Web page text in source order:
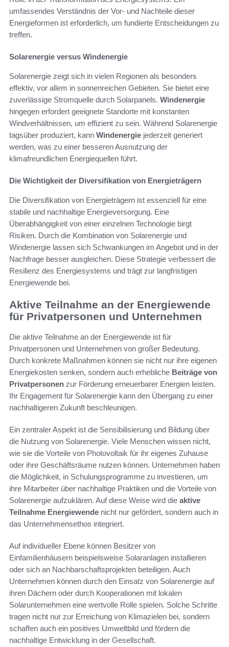
umfassendes Verständnis der Vor- und Nachteile dieser
Energieformen ist erforderlich, um fundierte Entscheidungen zu
treffen.
Solarenergie versus Windenergie
Solarenergie zeigt sich in vielen Regionen als besonders
effektiv, vor allem in sonnenreichen Gebieten. Sie bietet eine
zuverlässige Stromquelle durch Solarpanels. Windenergie
hingegen erfordert geeignete Standorte mit konstanten
Windverhältnissen, um effizient zu sein. Während Solarenergie
tagsüber produziert, kann Windenergie jederzeit generiert
werden, was zu einer besseren Ausnutzung der
klimafreundlichen Energiequellen führt.
Die Wichtigkeit der Diversifikation von Energieträgern
Die Diversifikation von Energieträgern ist essenziell für eine
stabile und nachhaltige Energieversorgung. Eine
Überabhängigkeit von einer einzelnen Technologie birgt
Risiken. Durch die Kombination von Solarenergie und
Windenergie lassen sich Schwankungen im Angebot und in der
Nachfrage besser ausgleichen. Diese Strategie verbessert die
Resilienz des Energiesystems und trägt zur langfristigen
Energiewende bei.
Aktive Teilnahme an der Energiewende
für Privatpersonen und Unternehmen
Die aktive Teilnahme an der Energiewende ist für
Privatpersonen und Unternehmen von großer Bedeutung.
Durch konkrete Maßnahmen können sie nicht nur ihre eigenen
Energiekosten senken, sondern auch erhebliche Beiträge von
Privatpersonen zur Förderung erneuerbarer Energien leisten.
Ihr Engagement für Solarenergie kann den Übergang zu einer
nachhaltigeren Zukunft beschleunigen.
Ein zentraler Aspekt ist die Sensibilisierung und Bildung über
die Nutzung von Solarenergie. Viele Menschen wissen nicht,
wie sie die Vorteile von Photovoltaik für ihr eigenes Zuhause
oder ihre Geschäftsräume nutzen können. Unternehmen haben
die Möglichkeit, in Schulungsprogramme zu investieren, um
ihre Mitarbeiter über nachhaltige Praktiken und die Vorteile von
Solarenergie aufzuklären. Auf diese Weise wird die aktive
Teilnahme Energiewende nicht nur gefördert, sondern auch in
das Unternehmensethos integriert.
Auf individueller Ebene können Besitzer von
Einfamilienhäusern beispielsweise Solaranlagen installieren
oder sich an Nachbarschaftsprojekten beteiligen. Auch
Unternehmen können durch den Einsatz von Solarenergie auf
ihren Dächern oder durch Kooperationen mit lokalen
Solarunternehmen eine wertvolle Rolle spielen. Solche Schritte
tragen nicht nur zur Erreichung von Klimazielen bei, sondern
schaffen auch ein positives Umweltbild und fördern die
nachhaltige Entwicklung in der Gesellschaft.